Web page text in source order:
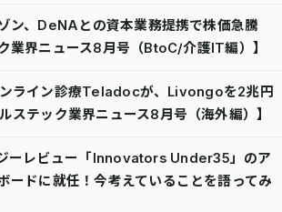
ン、DeNAとの資本業務提携で株価急騰
業界ニュース8月号（BtoC/介護IT編）】
ライン診療Teladocが、Livongoを2兆円
ステック業界ニュース8月号（海外編）】
ーレビュー「Innovators Under35」のア
ードに就任！今考えていることを語ってみ